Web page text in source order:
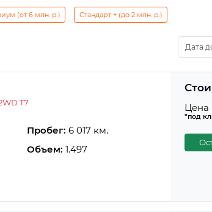
(от 6 млн. р.) Стандарт + (до 2 млн. р.)
T7
Пробег: 6 017 км.
Объем: 1.497
Цена
"под